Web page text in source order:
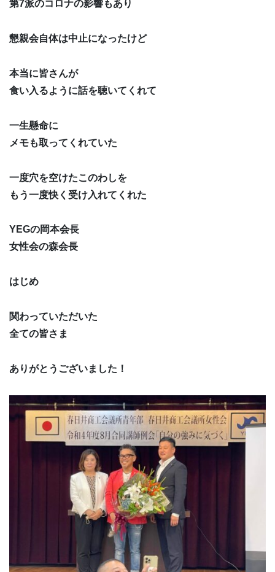
第7派のコロナの影響もあり
懇親会自体は中止になったけど
本当に皆さんが
食い入るように話を聴いてくれて
一生懸命に
メモも取ってくれていた
一度穴を空けたこのわしを
もう一度快く受け入れてくれた
YEGの岡本会長
女性会の森会長
はじめ
関わっていただいた
全ての皆さま
ありがとうございました！